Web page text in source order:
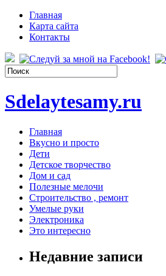
Главная
Карта сайта
Контакты
Sdelaytesamy.ru
Главная
Вкусно и просто
Дети
Детское творчество
Дом и сад
Полезные мелочи
Строительство , ремонт
Умелые руки
Электроника
Это интересно
Недавние записи